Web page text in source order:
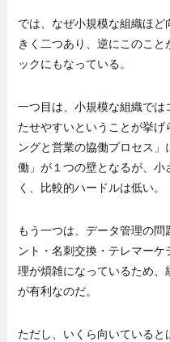
では、なぜ小規模な組織ほ
きく二つあり、逆にこのこ
ックにもなっている。
一つ目は、小規模な組織で
たせやすいということが挙げ
ングと営業の協働プロセス
働」が１つの壁となるが、
く、比較的ハードルは低い。
もう一つは、データ管理の
ント・名刺交換・テレマー
理が煩雑になっているため、
が有利なのだ。
ただし、いくら向いている